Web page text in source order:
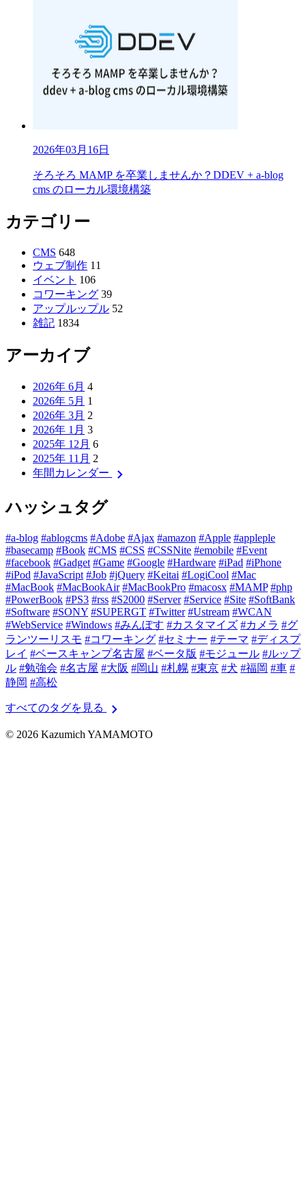
2026年03月16日
そろそろ MAMP を卒業しませんか？DDEV + a-blog
cms のローカル環境構築
カテゴリー
CMS 648
ウェブ制作 11
イベント 106
コワーキング 39
アップルップル 52
雑記 1834
アーカイブ
2026年 6月 4
2026年 5月 1
2026年 3月 2
2026年 1月 3
2025年 12月 6
2025年 11月 2
年間カレンダー
chevron_right
ハッシュタグ
#a-blog #ablogcms #Adobe #Ajax #amazon #Apple #appleple
#basecamp #Book #CMS #CSS #CSSNite #emobile #Event
#facebook #Gadget #Game #Google #Hardware #iPad #iPhone
#iPod #JavaScript #Job #jQuery #Keitai #LogiCool #Mac
#MacBook #MacBookAir #MacBookPro #macosx #MAMP #php
#PowerBook #PS3 #rss #S2000 #Server #Service #Site #SoftBank
#Software #SONY #SUPERGT #Twitter #Ustream #WCAN
#WebService #Windows #みんぽす #カスタマイズ #カメラ #グ
ランツーリスモ #コワーキング #セミナー #テーマ #ディスプ
レイ #ベースキャンプ名古屋 #ベータ版 #モジュール #ルップ
ル #勉強会 #名古屋 #大阪 #岡山 #札幌 #東京 #犬 #福岡 #車 #
静岡 #高松
すべてのタグを見る chevron_right
© 2026 Kazumich YAMAMOTO